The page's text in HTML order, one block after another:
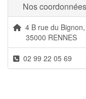
Nos coordonnées
4 B rue du
35000 RENNES
02 99 22 05 69